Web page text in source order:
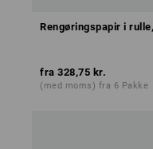
Rengøringspapir i
fra 328,75 kr.
(med moms) fra 6 Pakke